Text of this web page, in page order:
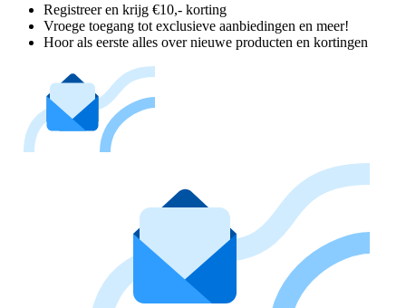
Registreer en krijg €10,- korting
Vroege toegang tot exclusieve aanbiedingen en meer!
Hoor als eerste alles over nieuwe producten en kortingen